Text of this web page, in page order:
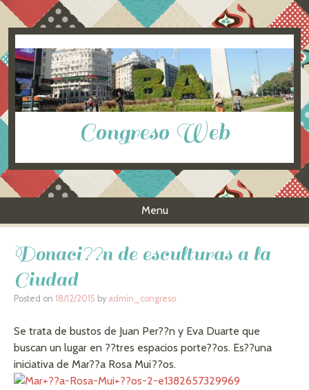
Congreso Web
Menu
Donaci??n de esculturas a la
Ciudad
Posted on 18/12/2015 by admin_congreso
Se trata de bustos de Juan Per??n y Eva Duarte que
buscan un lugar en ??tres espacios porte??os. Es??una
iniciativa de Mar??a Rosa Mui??os.